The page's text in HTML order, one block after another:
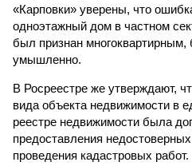
«Карповки» уверены, что
одноэтажный дом в частном
был признан
умышленно.
В Росреестре же утверждают,
вида объекта недвижимости в
реестре недвижимости была
предоставления
проведения кадастровых работ.